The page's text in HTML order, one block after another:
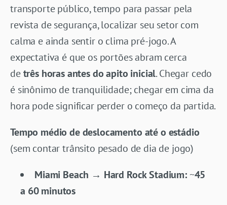
transporte público, tempo para passar pela
revista de segurança, localizar seu setor com
calma e ainda sentir o clima pré-jogo. A
expectativa é que os portões abram cerca
detrês horas antes do apito inicial. Chegar cedo
é sinônimo de tranquilidade; chegar em cima da
hora pode significar perder o começo da partida.
Tempo médio de deslocamento até o estádio
(sem contar trânsito pesado de dia de jogo)
Miami Beach → Hard Rock Stadium:~45
a 60 minutos